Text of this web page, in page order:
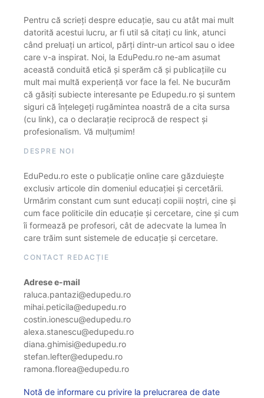
Pentru că scrieți despre educație, sau cu atât mai mult
datorită acestui lucru, ar fi util să citați cu link, atunci
când preluați un articol, părți dintr-un articol sau o idee
care v-a inspirat. Noi, la EduPedu.ro ne-am asumat
această conduită etică și sperăm că și publicațiile cu
mult mai multă experiență vor face la fel. Ne bucurăm
că găsiți subiecte interesante pe Edupedu.ro și suntem
siguri că înțelegeți rugămintea noastră de a cita sursa
(cu link), ca o declarație reciprocă de respect și
profesionalism. Vă mulțumim!
DESPRE NOI
EduPedu.ro este o publicație online care găzduiește
exclusiv articole din domeniul educației și cercetării.
Urmărim constant cum sunt educați copiii noștri, cine și
cum face politicile din educație și cercetare, cine și cum
îi formează pe profesori, cât de adecvate la lumea în
care trăim sunt sistemele de educație și cercetare.
CONTACT REDACȚIE
Adrese e-mail
raluca.pantazi@edupedu.ro
mihai.peticila@edupedu.ro
costin.ionescu@edupedu.ro
alexa.stanescu@edupedu.ro
diana.ghimisi@edupedu.ro
stefan.lefter@edupedu.ro
ramona.florea@edupedu.ro
Notă de informare cu privire la prelucrarea de date